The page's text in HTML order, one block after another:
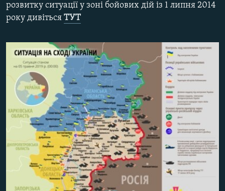
УКРАЇНА
СХЕМИ
КИТАЙ.ВИКЛИКИ
МУЛЬТИМЕДІА
ФОТО
СПЕЦПРОЄКТИ
ПОДКАСТИ
КРИМ РЕАЛІЇ
розвитку ситуації у зоні бойових дій із 1 липня 2014
року дивіться ТУТ